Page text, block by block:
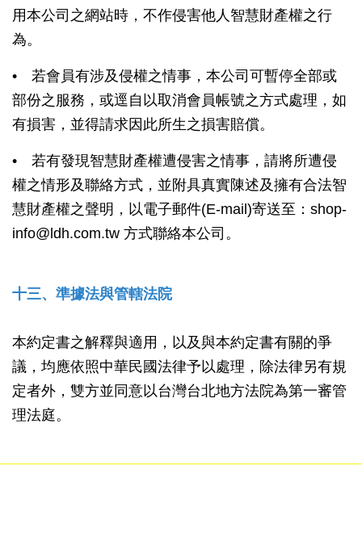
用本公司之網站時，不作侵害他人智慧財產權之行
為。
• 若會員有涉及侵權之情事，本公司可暫停全部或
部份之服務，或逕自以取消會員帳號之方式處理，如
有損害，並得請求因此所生之損害賠償。
• 若有發現智慧財產權遭侵害之情事，請將所遭侵
權之情形及聯絡方式，並附具真實陳述及擁有合法智
慧財產權之聲明，以電子郵件(E-mail)寄送至：shop-
info@ldh.com.tw 方式聯絡本公司。
十三、準據法與管轄法院
本約定書之解釋與適用，以及與本約定書有關的爭
議，均應依照中華民國法律予以處理，除法律另有規
定者外，雙方並同意以台灣台北地方法院為第一審管
理法庭。